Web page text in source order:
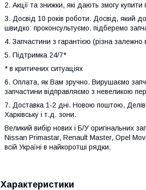
2. Акції та знижки, які дають змогу
3. Досвід 10 років роботи. Досвід, який
швидко: проконсультуємо. підберемо
4. Запчастини з гарантією (різна
5. Підтримка 24/7*
* в критичних ситуаціях
6. Оплата, як Вам зручно. Вирушаємо
запчастини відправляємо з невеликою
7. Доставка 1-2 дні. Новою поштою,
Харківську і т.д. зони.
Великий вибір нових і Б/У оригінальних
Nissan Primastar, Renault Master, Opel
всій Україні в найкоротші рядки.
Характеристики